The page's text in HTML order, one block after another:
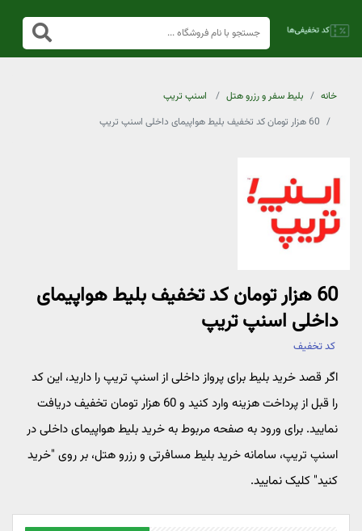
خانه بلیط سفر و رزرو هتل
اسنپ تریپ
60 هزار تومان کد تخفیف بلیط هواپیمای داخلی اسنپ تریپ
60 هزار تومان کد تخفیف بلیط هواپیمای
داخلی اسنپ تریپ
کد تخفیف
اگر قصد خرید بلیط برای پرواز داخلی از اسنپ تریپ را دارید، این کد
را قبل از پرداخت هزینه وارد کنید و 60 هزار تومان تخفیف دریافت
نمایید. برای ورود به صفحه مربوط به خرید بلیط هواپیمای داخلی در
اسنپ تریپ، سامانه خرید بلیط مسافرتی و رزرو هتل، بر روی "خرید
کنید" کلیک نمایید.